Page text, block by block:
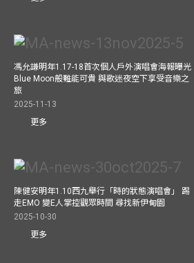
馮允謙明年1.17-18首次個人戶外演唱會海報曝光
Blue Moon般難能可貴 與歌迷夜空下享受音樂之
旅
2025-11-13
更多
陳健安明年1.10西九舉行「時的狀態演唱會」 踢
走EMO 變E人掌控觀眾時間 尋找新伊甸園
2025-10-30
更多